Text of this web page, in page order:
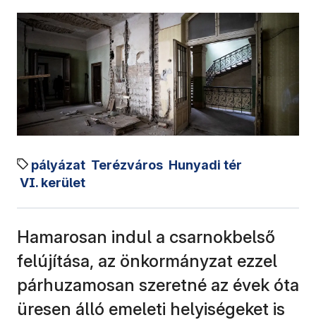
pályázat Terézváros Hunyadi tér
VI. kerület
Hamarosan indul a csarnokbelső
felújítása, az önkormányzat ezzel
párhuzamosan szeretné az évek óta
üresen álló emeleti helyiségeket is